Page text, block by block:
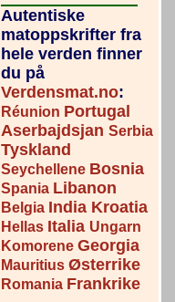
Autentiske
matoppskrifter fra
hele verden finner
du på
Verdensmat.no:
Réunion Portugal
Aserbajdsjan Serbia
Tyskland
Seychellene Bosnia
Spania Libanon
Belgia India Kroatia
Hellas Italia Ungarn
Komorene Georgia
Mauritius Østerrike
Romania Frankrike